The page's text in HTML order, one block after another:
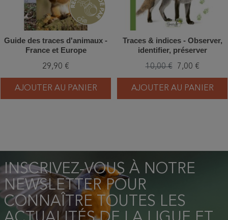
Guide des traces d'animaux -
France et Europe
29,90 €
AJOUTER AU PANIER
Traces & indices - Observer,
identifier, préserver
10,00 € 7,00 €
AJOUTER AU PANIER
INSCRIVEZ-VOUS À NOTRE
NEWSLETTER POUR
CONNAÎTRE TOUTES LES